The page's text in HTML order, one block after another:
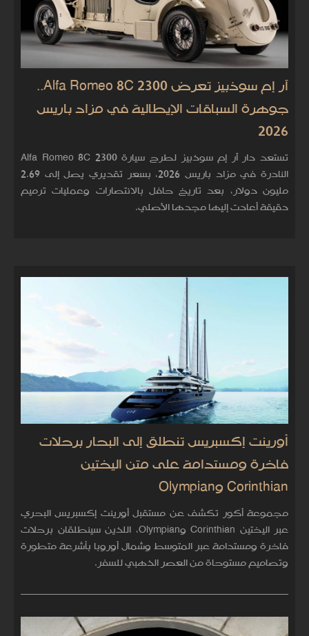
آر إم سوذبيز تعرض Alfa Romeo 8C 2300..
جوهرة السباقات الإيطالية في مزاد باريس
2026
تستعد دار آر إم سوذبيز لطرح سيارة Alfa Romeo 8C 2300
النادرة في مزاد باريس 2026، بسعر تقديري يصل إلى 2.69
مليون دولار، بعد تاريخ حافل بالانتصارات وعمليات ترميم
دقيقة أعادت إليها مجدها الأصلي.
أورينت إكسبريس تنطلق إلى البحار برحلات
فاخرة ومستدامة على متن اليختين
Corinthian وOlympian
مجموعة أكور تكشف عن مستقبل أورينت إكسبريس البحري
عبر اليختين Corinthian وOlympian، اللذين سينطلقان برحلات
فاخرة ومستدامة عبر المتوسط وشمال أوروبا بأشرعة متطورة
وتصاميم مستوحاة من العصر الذهبي للسفر.